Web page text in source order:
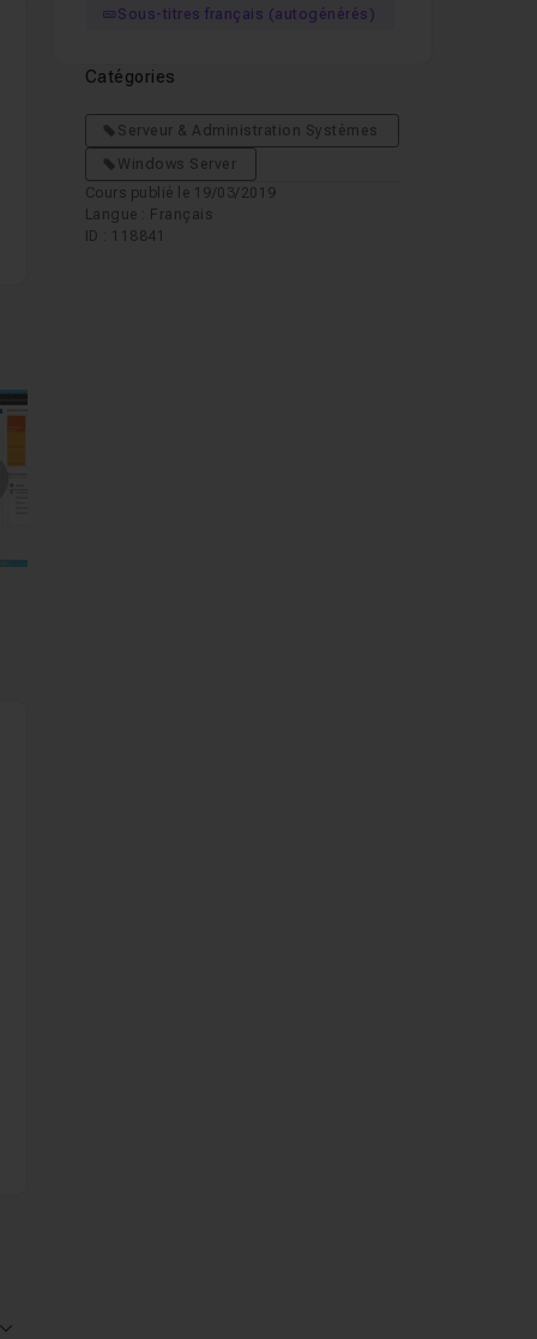
suivantes
Sous-titres français (autogénérés)
Catégories
Serveur & Administration Systèmes
Windows Server
Cours publié le 19/03/2019
Langue : Français
ID : 118841